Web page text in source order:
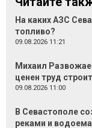
На каких АЗС
топливо?
09.08.2026 11:21
Михаил
ценен труд
09.08.2026 11:00
В Севастополе
реками и